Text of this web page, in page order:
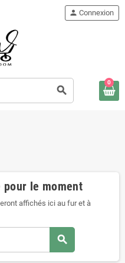
search
person Connexion
0
le moment
affichés ici au fur et à
search